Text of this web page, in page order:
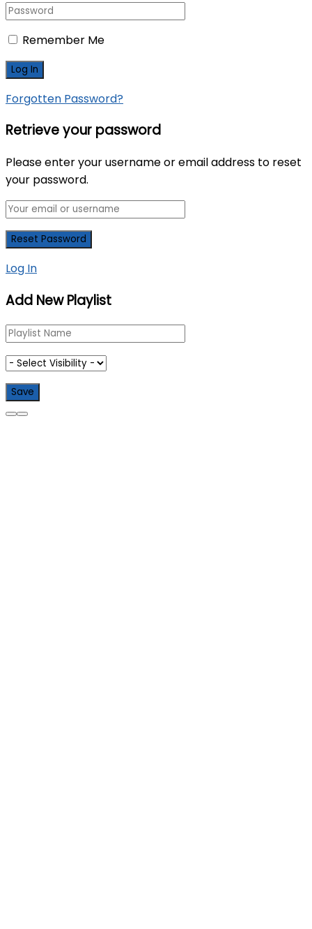
Remember Me
Forgotten Password?
Retrieve your password
Please enter your username or email address to reset
your password.
Log In
Add New Playlist